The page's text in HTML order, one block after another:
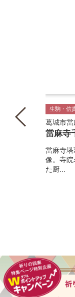
生駒・信
葛城市
當麻寺
當麻寺
像。寺
た厨...